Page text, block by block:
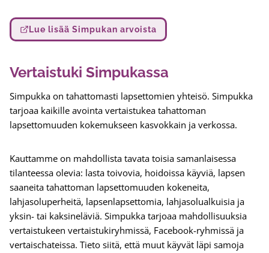
Lue lisää Simpukan arvoista
Vertaistuki Simpukassa
Simpukka on tahattomasti lapsettomien yhteisö. Simpukka
tarjoaa kaikille avointa vertaistukea tahattoman
lapsettomuuden kokemukseen kasvokkain ja verkossa.
Kauttamme on mahdollista tavata toisia samanlaisessa
tilanteessa olevia: lasta toivovia, hoidoissa käyviä, lapsen
saaneita tahattoman lapsettomuuden kokeneita,
lahjasoluperheitä, lapsenlapsettomia, lahjasolualkuisia ja
yksin- tai kaksineläviä. Simpukka tarjoaa mahdollisuuksia
vertaistukeen vertaistukiryhmissä, Facebook-ryhmissä ja
vertaischateissa. Tieto siitä, että muut käyvät läpi samoja